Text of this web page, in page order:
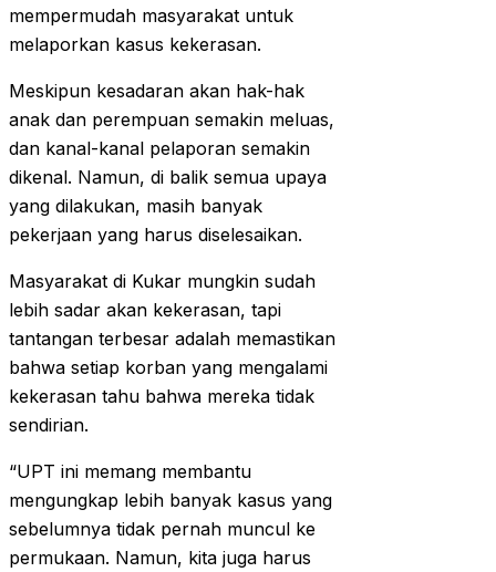
mempermudah masyarakat untuk
melaporkan kasus kekerasan.
Meskipun kesadaran akan hak-hak
anak dan perempuan semakin meluas,
dan kanal-kanal pelaporan semakin
dikenal. Namun, di balik semua upaya
yang dilakukan, masih banyak
pekerjaan yang harus diselesaikan.
Masyarakat di Kukar mungkin sudah
lebih sadar akan kekerasan, tapi
tantangan terbesar adalah memastikan
bahwa setiap korban yang mengalami
kekerasan tahu bahwa mereka tidak
sendirian.
“UPT ini memang membantu
mengungkap lebih banyak kasus yang
sebelumnya tidak pernah muncul ke
permukaan. Namun, kita juga harus